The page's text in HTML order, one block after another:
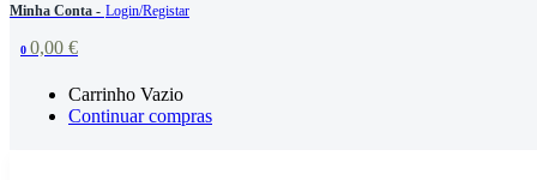
Minha Conta - Login/Registar
0 0,00 €
Carrinho Vazio
Continuar compras